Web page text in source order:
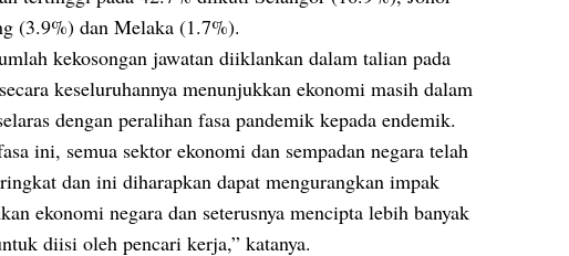
(3.9%) dan Melaka (1.7%).
kekosongan jawatan diiklankan dalam talian pada
keseluruhannya menunjukkan ekonomi masih dalam
dengan peralihan fasa pandemik kepada endemik.
ini, semua sektor ekonomi dan sempadan negara telah
dan ini diharapkan dapat mengurangkan impak
ekonomi negara dan seterusnya mencipta lebih banyak
diisi oleh pencari kerja,” katanya.